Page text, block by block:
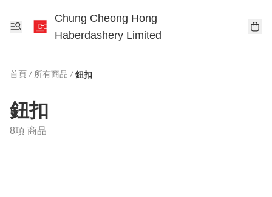
Chung Cheong Hong
Haberdashery Limited
首頁 / 所有商品 / 鈕扣
鈕扣
8項 商品